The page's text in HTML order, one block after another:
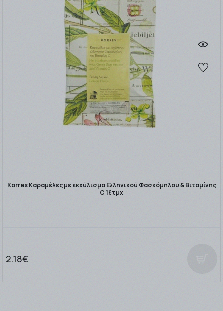
Korres Καραμέλες με εκχύλισμα Ελληνικού Φασκόμηλου & Βιταμίνης
C 16τμχ
2.18€